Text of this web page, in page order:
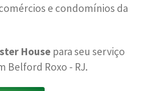
e condomínios da
House para seu serviço
Belford Roxo - RJ.